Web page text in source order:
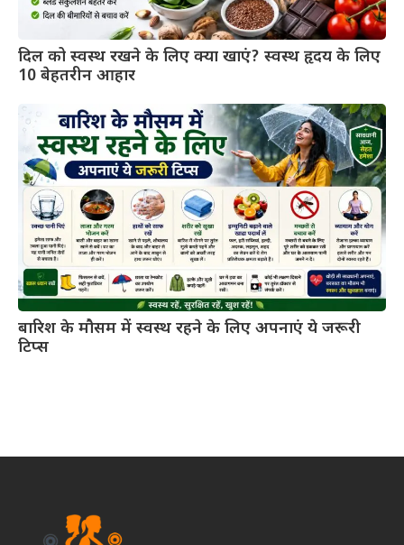
दिल को स्वस्थ रखने के लिए क्या खाएं? स्वस्थ हृदय के लिए
10 बेहतरीन आहार
बारिश के मौसम में स्वस्थ रहने के लिए अपनाएं ये जरूरी
टिप्स